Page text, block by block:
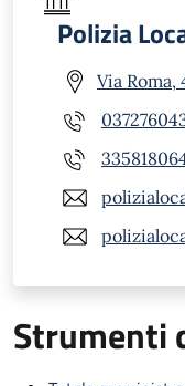
Polizia
Via Roma,
Strumenti